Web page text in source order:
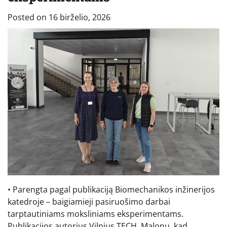
Posted on 16 birželio, 2026
• Parengta pagal publikaciją Biomechanikos inžinerijos
katedroje – baigiamieji pasiruošimo darbai
tarptautiniams moksliniams eksperimentams.